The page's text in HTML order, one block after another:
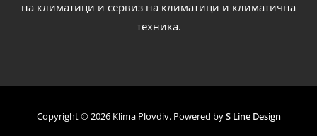
на климатици и сервиз на климатици и климатична
техника.
Copyright © 2026 Klima Plovdiv. Powered byS Line Design